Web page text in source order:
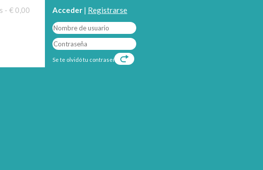
- € 0,00 Acceder | Registrarse
Se te olvidó tu contraseña